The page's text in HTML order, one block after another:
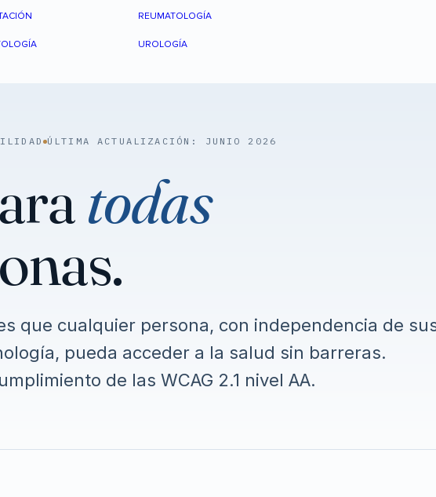
REUMATOLOGÍA
UROLOGÍA
ÚLTIMA ACTUALIZACIÓN: JUNIO 2026
todas
que cualquier persona, con independencia de
pueda acceder a la salud sin barreras.
de las WCAG 2.1 nivel AA.